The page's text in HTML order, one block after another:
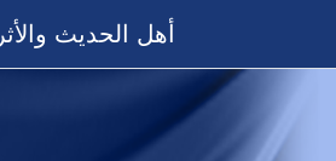
أهل الحديث والأثر